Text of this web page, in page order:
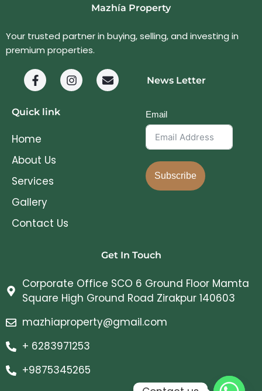
Mazhía Property
Your trusted partner in buying, selling, and investing in
premium properties.
Quick link
Home
About Us
Services
Gallery
Contact Us
News Letter
Email
Subscribe
Get In Touch
Corporate Office SCO 6 Ground Floor Mamta
Square High Ground Road Zirakpur 140603
mazhiaproperty@gmail.com
+ 6283971253
+9875345265